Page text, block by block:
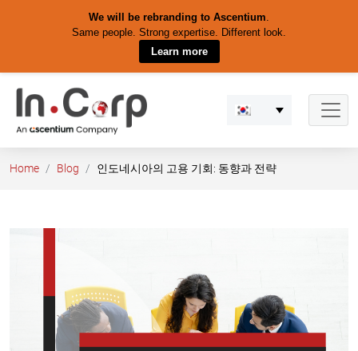
We will be rebranding to Ascentium.
Same people. Strong expertise. Different look.
Learn more
content
Home Blog 인도네시아의 고용 기회: 동향과 전략